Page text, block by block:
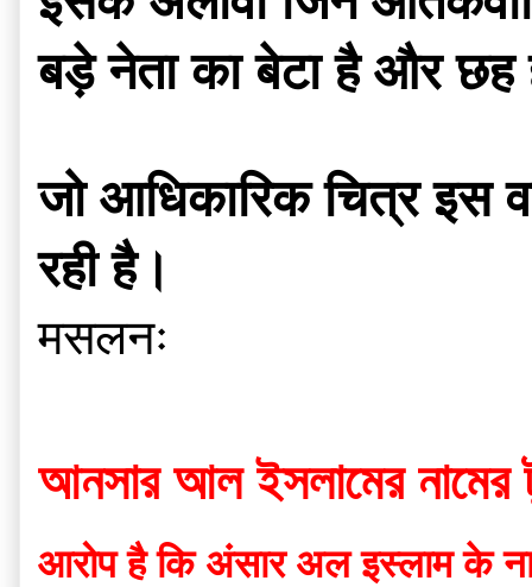
बड़े नेता का बेटा है और छह
जो आधिकारिक चित्र इस
रही है।
मसलनः
আনসার আল ইসলামের নামের
आरोप है कि अंसार अल इस्लाम के